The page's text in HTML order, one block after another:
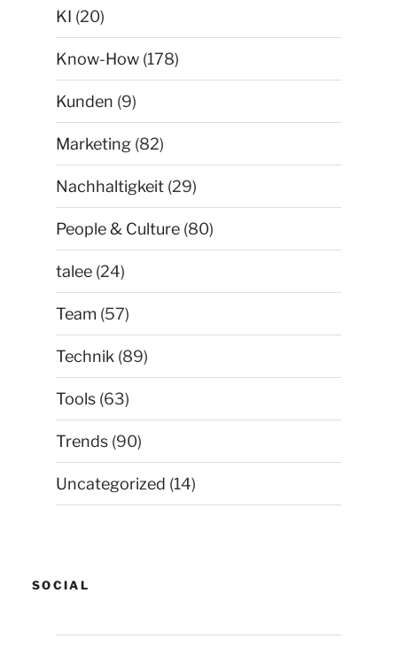
KI (20)
Know-How (178)
Kunden (9)
Marketing (82)
Nachhaltigkeit (29)
People & Culture (80)
talee (24)
Team (57)
Technik (89)
Tools (63)
Trends (90)
Uncategorized (14)
SOCIAL